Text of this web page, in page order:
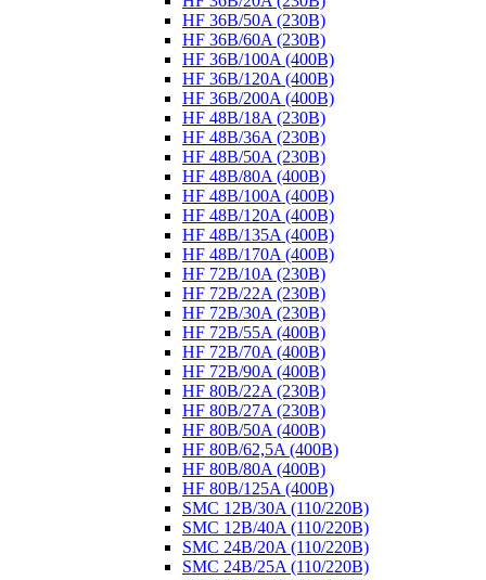
HF 36B/50A (230B)
HF 36B/60A (230B)
HF 36B/100A (400B)
HF 36B/120A (400B)
HF 36B/200A (400B)
HF 48B/18A (230B)
HF 48B/36A (230B)
HF 48B/50A (230B)
HF 48B/80A (400B)
HF 48B/100A (400B)
HF 48B/120A (400B)
HF 48B/135A (400B)
HF 48B/170A (400B)
HF 72B/10A (230B)
HF 72B/22A (230B)
HF 72B/30A (230B)
HF 72B/55A (400B)
HF 72B/70A (400B)
HF 72B/90A (400B)
HF 80B/22A (230B)
HF 80B/27A (230B)
HF 80B/50A (400B)
HF 80B/62,5A (400B)
HF 80B/80A (400B)
HF 80B/125A (400B)
SMC 12B/30A (110/220B)
SMC 12B/40A (110/220B)
SMC 24B/20A (110/220B)
SMC 24B/25A (110/220B)